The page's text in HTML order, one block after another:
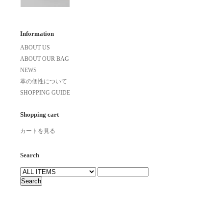
Information
ABOUT US
ABOUT OUR BAG
NEWS
革の個性について
SHOPPING GUIDE
Shopping cart
カートを見る
Search